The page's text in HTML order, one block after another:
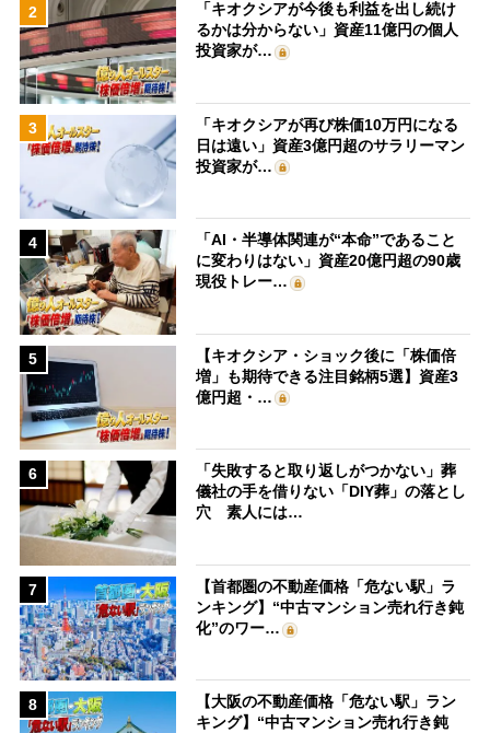
2
「キオクシアが今後も利益を出し続け
るかは分からない」資産11億円の個人
投資家が…
3
「キオクシアが再び株価10万円になる
日は遠い」資産3億円超のサラリーマン
投資家が…
4
「AI・半導体関連が“本命”であること
に変わりはない」資産20億円超の90歳
現役トレー…
5
【キオクシア・ショック後に「株価倍
増」も期待できる注目銘柄5選】資産3
億円超・…
6
「失敗すると取り返しがつかない」葬
儀社の手を借りない「DIY葬」の落とし
穴 素人には…
7
【首都圏の不動産価格「危ない駅」ラ
ンキング】“中古マンション売れ行き鈍
化”のワー…
8
【大阪の不動産価格「危ない駅」ラン
キング】“中古マンション売れ行き鈍